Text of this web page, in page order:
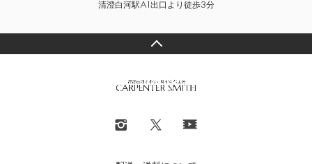
清澄白河駅A1出口より徒歩3分